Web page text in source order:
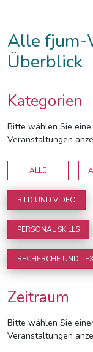
Alle fjum-
Überblick
Kategorien
Bitte wählen Sie
Veranstaltungen
ALLE
BILD UND VIDEO
PERSONAL SKILLS
RECHERCHE UND
Zeitraum
Bitte wählen Sie
Veranstaltungen